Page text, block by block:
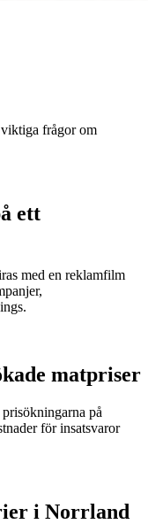
frågor om
ett
med en reklamfilm
matpriser
på
för insatsvaror
i Norrland